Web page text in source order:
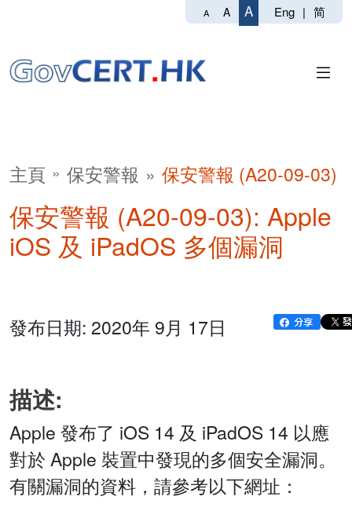
A A A Eng | 简
主頁 保安警報 保安警報 (A20-09-03)
保安警報 (A20-09-03): Apple
iOS 及 iPadOS 多個漏洞
發布日期: 2020年 9月 17日
描述:
Apple 發布了 iOS 14 及 iPadOS 14 以應
對於 Apple 裝置中發現的多個安全漏洞。
有關漏洞的資料，請參考以下網址：